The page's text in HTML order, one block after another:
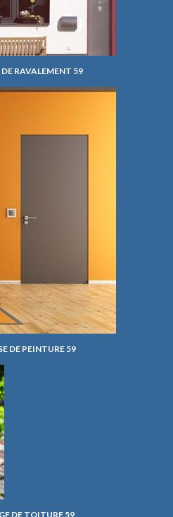
DE RAVALEMENT 59
DE PEINTURE 59
DE TOITURE 59